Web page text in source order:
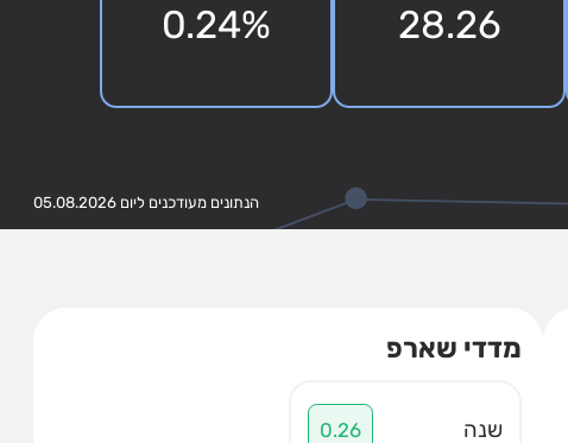
28.26
0.24%
הנתונים מעודכנים ליום 05.08.2026
מדדי שארפ
שנה 0.26